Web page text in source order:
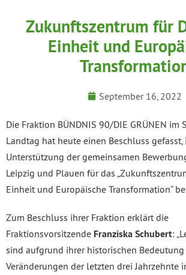
Zukunftszentrum für
Einheit und
September 16, 2022
Die Fraktion BÜNDNIS 90/DIE GRÜNEN im
Landtag hat heute einen Beschluss
Unterstützung der gemeinsamen
Leipzig und Plauen für das
Einheit und Europäische Transformation“
Zum Beschluss ihrer Fraktion erklärt die
Fraktionsvorsitzende Franziska Schubert:
sind aufgrund ihrer historischen
Veränderungen der letzten drei Jahrzehnte